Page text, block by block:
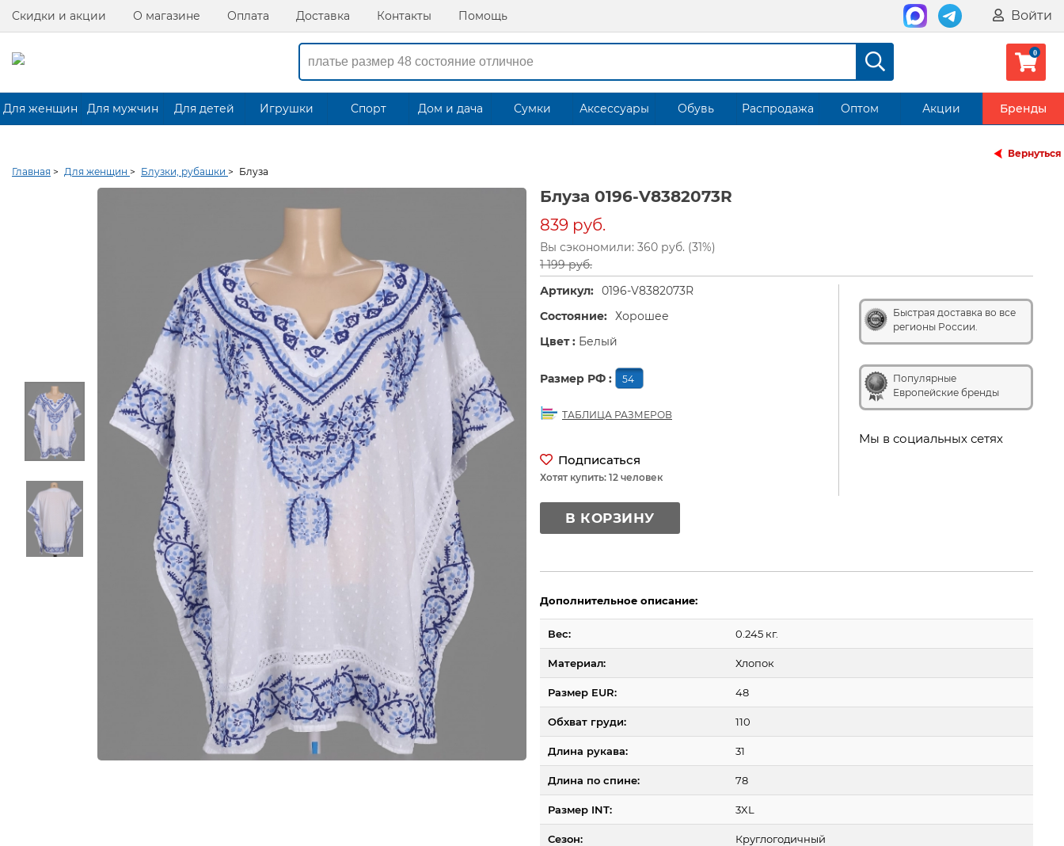
Скидки и акции О магазине Оплата Доставка Контакты Помощь Войти
Для женщин Для мужчин Для детей Игрушки Спорт Дом и дача Сумки Аксессуары Обувь Распродажа Оптом Акции Бренды
Вернуться
Главная > Для женщин > Блузки, рубашки > Блуза
Блуза 0196-V8382073R
839 руб.
Вы сэкономили: 360 руб. (31%)
1 199 руб.
Быстрая доставка во все
регионы России.
Популярные
Европейские бренды
Мы в социальных сетях
Артикул: 0196-V8382073R
Состояние: Хорошее
Цвет : Белый
Размер РФ : 54
ТАБЛИЦА РАЗМЕРОВ
Подписаться
Хотят купить: 12 человек
В КОРЗИНУ
Дополнительное описание:
Вес: 0.245 кг.
Материал: Хлопок
Размер EUR: 48
Обхват груди: 110
Длина рукава: 31
Длина по спине: 78
Размер INT: 3XL
Сезон: Круглогодичный